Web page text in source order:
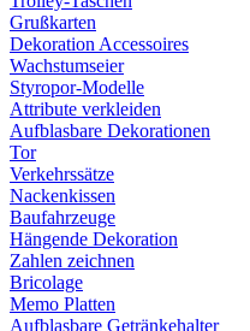
Grußkarten
Dekoration Accessoires
Wachstumseier
Styropor-Modelle
Attribute verkleiden
Aufblasbare Dekorationen
Tor
Verkehrssätze
Nackenkissen
Baufahrzeuge
Hängende Dekoration
Zahlen zeichnen
Bricolage
Memo Platten
Aufblasbare Getränkehalter